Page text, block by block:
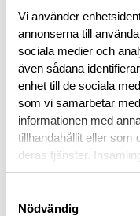
Vi använder
annonserna till
sociala medier och
även sådana
enhet till de sociala
som vi samarbetar
informationen med
tillhandahållit eller som
deras tjänster.
personuppgifter kan
Nödvändig
VEGA HOLSTERS
Sig Sauer Black
635 kr